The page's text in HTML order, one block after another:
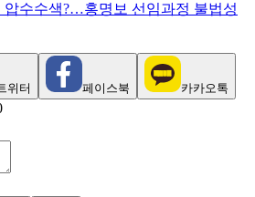
압수수색?…홍명보 선임과정 불법성
위터 페이스북 카카오톡